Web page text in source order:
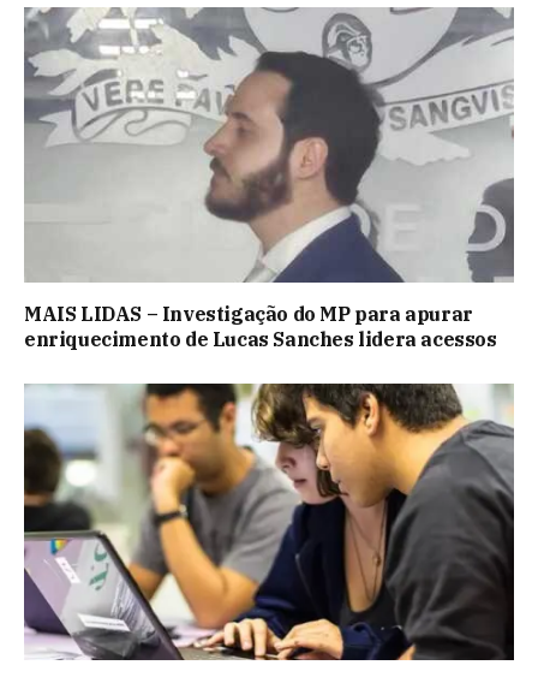
MAIS LIDAS – Investigação do MP para apurar
enriquecimento de Lucas Sanches lidera acessos